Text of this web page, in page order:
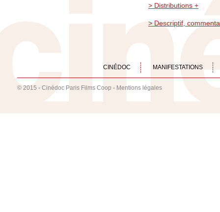
> Distributions +
> Descriptif,
CINÉDOC MANIFESTATIONS
© 2015 - Cinédoc Paris Films Coop - Mentions légales